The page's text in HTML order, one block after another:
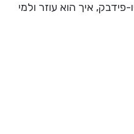
פידבק, איך הוא עוזר ולמי